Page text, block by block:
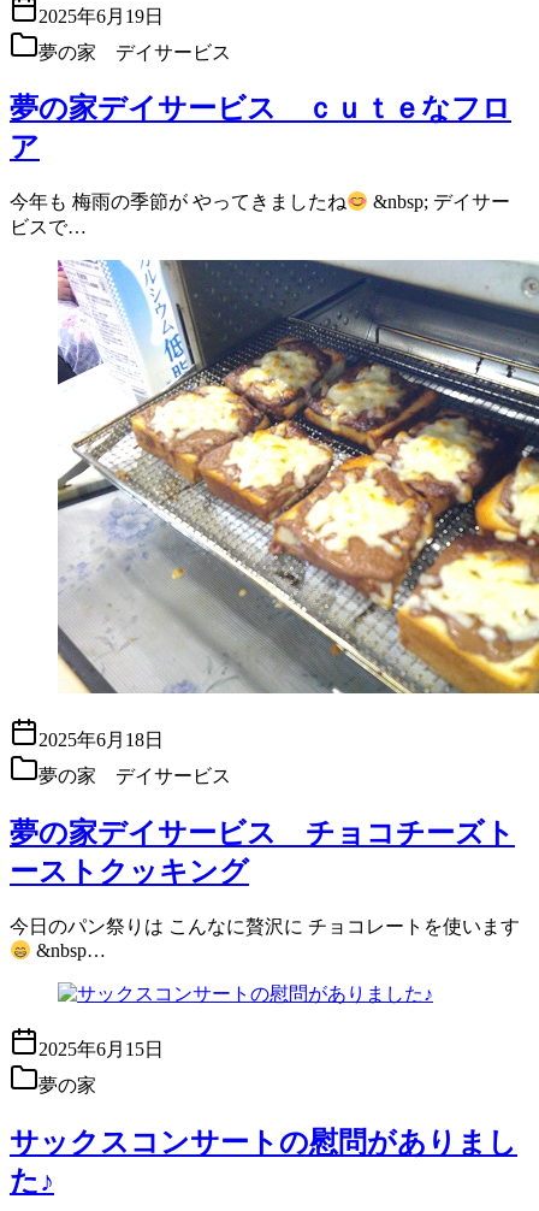
2025年6月19日
夢の家 デイサービス
夢の家デイサービス ｃｕｔｅなフロ
ア
今年も 梅雨の季節が やってきましたね
&nbsp; デイサー
ビスで…
2025年6月18日
夢の家 デイサービス
夢の家デイサービス チョコチーズト
ーストクッキング
今日のパン祭りは こんなに贅沢に チョコレートを使います
&nbsp…
2025年6月15日
夢の家
サックスコンサートの慰問がありまし
た♪